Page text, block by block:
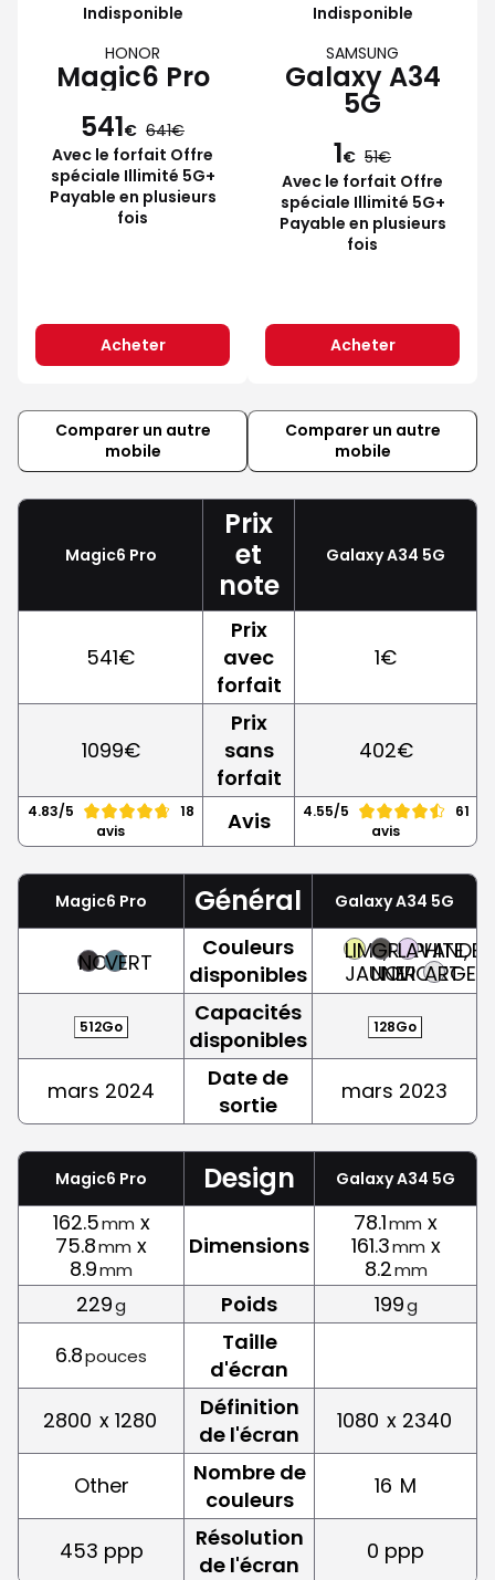
Indisponible
HONOR
Magic6 Pro
541€ 641
Avec le forfait Offre
spéciale Illimité 5G+
Payable en plusieurs
fois
Acheter
Indisponible
SAMSUNG
Galaxy A34
5G
1€ 51
Avec le forfait Offre
spéciale Illimité 5G+
Payable en plusieurs
fois
Acheter
Comparer un autre
mobile
Comparer un autre
mobile
Magic6 Pro
Prix
et
note
Galaxy A34 5G
541€
Prix
avec
forfait
1€
1099€
Prix
sans
forfait
402€
4.83/5
18
avis
Avis 4.55/5
61
avis
Magic6 Pro Général Galaxy A34 5G
NOIRVERT
Couleurs
disponibles
LIME,
JAUNE
GRAPHITE,
NOIR
LAVANDE,
VIOLET
512Go
Capacités
disponibles
128Go
mars 2024
Date de
sortie
mars 2023
Magic6 Pro Design Galaxy A34 5G
162.5mm x
75.8mm x
8.9mm
Dimensions
78.1mm x
161.3mm x
8.2mm
229g Poids 199g
6.8pouces
Taille
d'écran
2800 x 1280
Définition
de l'écran
1080 x 2340
Other
Nombre de
couleurs
16 M
453 ppp
Résolution
de l'écran
0 ppp